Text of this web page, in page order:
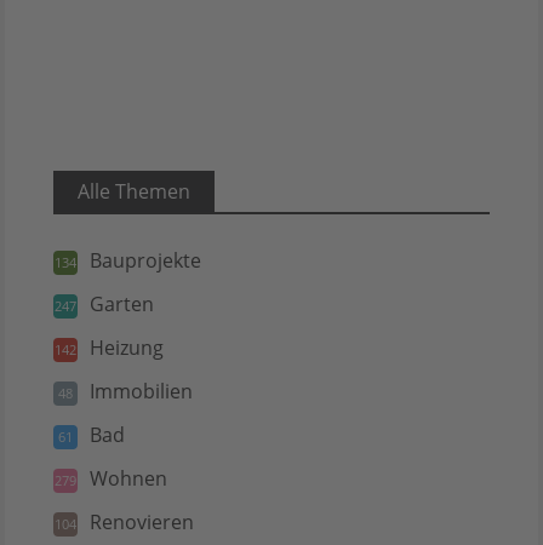
Alle Themen
134 Bauprojekte
247 Garten
142 Heizung
48 Immobilien
61 Bad
279 Wohnen
104 Renovieren